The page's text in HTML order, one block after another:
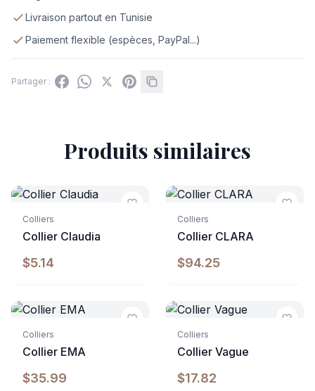
Livraison partout en Tunisie
Paiement flexible (espèces, PayPal...)
Partager :
Produits similaires
Colliers
Collier Claudia
$5.14
Colliers
Collier CLARA
$94.25
Colliers
Collier EMA
$35.99
Colliers
Collier Vague
$17.82